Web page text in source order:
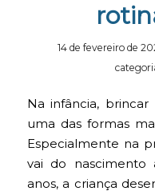
14 de fevereiro de
Na infância,
uma das formas
Especialmente na
vai do nascimento
anos, a criança